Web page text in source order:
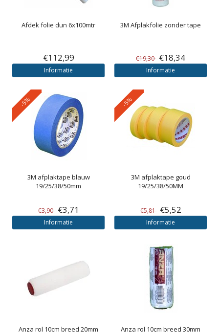
Afdek folie dun 6x100mtr
€112,99
Informatie
3M Afplakfolie zonder tape
€19,30 €18,34
Informatie
-5%
3M afplaktape blauw
19/25/38/50mm
€3,90 €3,71
Informatie
-5%
3M afplaktape goud
19/25/38/50MM
€5,81 €5,52
Informatie
Anza rol 10cm breed 20mm
Anza rol 10cm breed 30mm